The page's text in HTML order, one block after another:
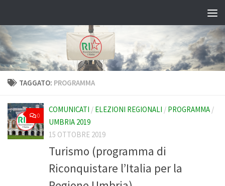
TAGGATO: PROGRAMMA
0
COMUNICATI / ELEZIONI REGIONALI / PROGRAMMA /
UMBRIA 2019
15 OTTOBRE 2019
Turismo (programma di
Riconquistare l’Italia per la